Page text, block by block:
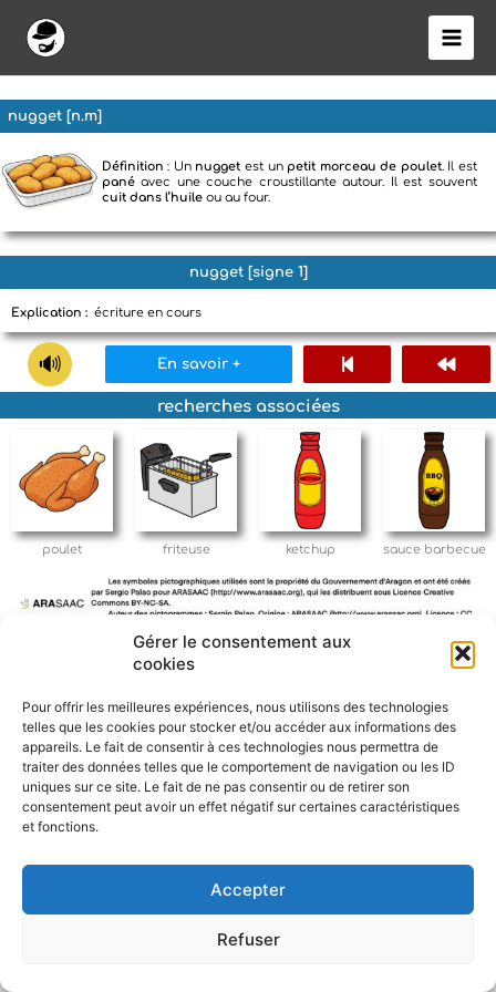
Gérer le consentement aux
cookies
Pour offrir les meilleures expériences, nous utilisons des technologies
telles que les cookies pour stocker et/ou accéder aux informations des
appareils. Le fait de consentir à ces technologies nous permettra de
traiter des données telles que le comportement de navigation ou les ID
uniques sur ce site. Le fait de ne pas consentir ou de retirer son
consentement peut avoir un effet négatif sur certaines caractéristiques
et fonctions.
Accepter
Refuser
contenu
nugget [n.m]
Définition: Un nugget est un petit morceau de poulet. Il est
panéavec une couche croustillante autour. Il est souvent
cuit dans l’huileou au four.
nugget [signe 1]
Explication : écriture en cours
En savoir +
recherches associées
poulet friteuse ketchup sauce barbecue
F
a
c
e
W
h
a
t
M
e
s
s
g
e
P
a
r
t